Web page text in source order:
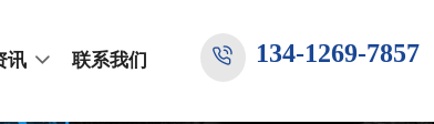
讯 联系我们 134-1269-7857